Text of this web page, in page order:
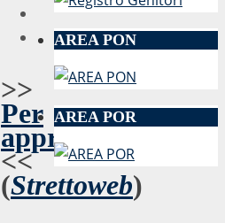
>>
Per
approfondire
<<
(Strettoweb)
AREA PON
AREA POR